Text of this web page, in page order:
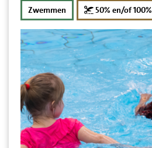
Zwemmen 50% en/of 100%